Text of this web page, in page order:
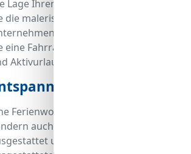
Lage Ihrer Ferienwohnung eröffnet
die malerische Altstadt Husums mit
Sie Spaziergänge entlang
eine Fahrradtour durch die idyllische
Aktivurlauber ist Husum ein perfektes
und Komfort
Ferienwohnung mit Meerblick in
auch modernen Komfort und
und bieten alles, was Sie für